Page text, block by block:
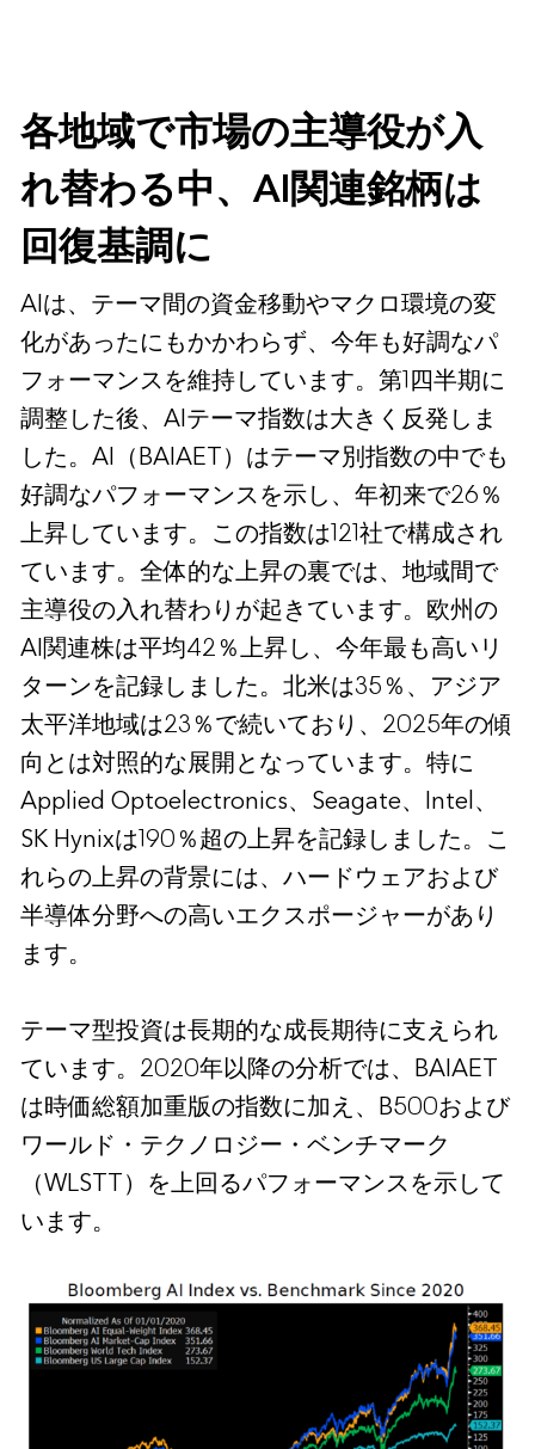
各地域で市場の主導役が入
れ替わる中、AI関連銘柄は
回復基調に
AIは、テーマ間の資金移動やマクロ環境の変
化があったにもかかわらず、今年も好調なパ
フォーマンスを維持しています。第1四半期に
調整した後、AIテーマ指数は大きく反発しま
した。AI（BAIAET）はテーマ別指数の中でも
好調なパフォーマンスを示し、年初来で26％
上昇しています。この指数は121社で構成され
ています。全体的な上昇の裏では、地域間で
主導役の入れ替わりが起きています。欧州の
AI関連株は平均42％上昇し、今年最も高いリ
ターンを記録しました。北米は35％、アジア
太平洋地域は23％で続いており、2025年の傾
向とは対照的な展開となっています。特に
Applied Optoelectronics、Seagate、Intel、
SK Hynixは190％超の上昇を記録しました。こ
れらの上昇の背景には、ハードウェアおよび
半導体分野への高いエクスポージャーがあり
ます。
テーマ型投資は長期的な成長期待に支えられ
ています。2020年以降の分析では、BAIAET
は時価総額加重版の指数に加え、B500および
ワールド・テクノロジー・ベンチマーク
（WLSTT）を上回るパフォーマンスを示して
います。